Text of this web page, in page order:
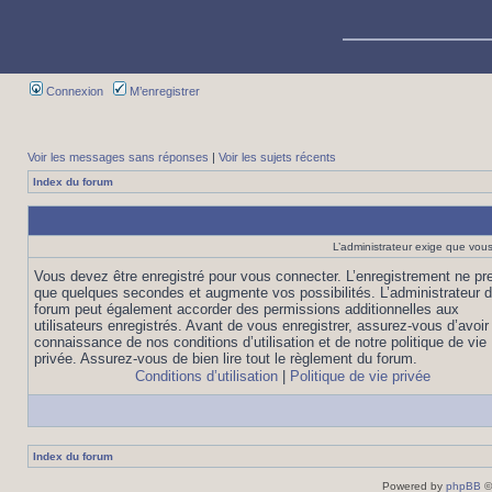
Connexion M’enregistrer
Voir les messages sans réponses | Voir les sujets récents
Index du forum
L’administrateur exige que
Vous devez être enregistré pour vous connecter. L’enregistrement ne
que quelques secondes et augmente vos possibilités. L’administrateur
forum peut également accorder des permissions additionnelles aux
utilisateurs enregistrés. Avant de vous enregistrer, assurez-vous
connaissance de nos conditions d’utilisation et de notre politique de vie
privée. Assurez-vous de bien lire tout le règlement du forum.
Conditions d’utilisation
Politique de vie privée
Index du forum
Powered by phpBB